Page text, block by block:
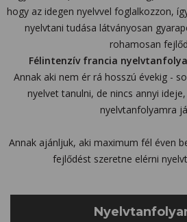
hogy az idegen nyelvvel foglalkozzon,
nyelvtani tudása látványosan
rohamosan
Félintenzív francia
Annak aki nem ér rá hosszú évekig -
nyelvet tanulni, de nincs annyi
nyelvtanfolyamra
Annak ajánljuk, aki maximum fél éven
fejlődést szeretne elérni